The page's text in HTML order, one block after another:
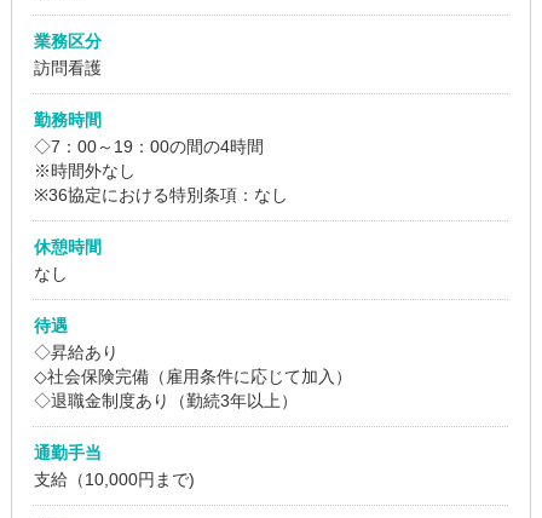
業務区分
訪問看護
勤務時間
◇7：00～19：00の間の4時間
※時間外なし
※36協定における特別条項：なし
休憩時間
なし
待遇
◇昇給あり
◇社会保険完備（雇用条件に応じて加入）
◇退職金制度あり（勤続3年以上）
通勤手当
支給（10,000円まで)